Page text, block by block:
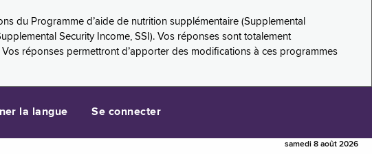
du Programme d’aide de nutrition supplémentaire (Supplemental
Security Income, SSI). Vos réponses sont totalement
réponses permettront d’apporter des modifications à ces programmes
la langue Se connecter
samedi 8 août 2026